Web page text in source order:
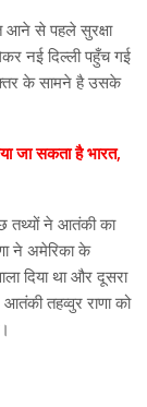
आने से पहले सुरक्षा
नई दिल्ली पहुँच गई
के सामने है उसके
जा सकता है भारत,
तथ्यों ने आतंकी का
ने अमेरिका के
दिया था और दूसरा
तहव्वुर राणा को